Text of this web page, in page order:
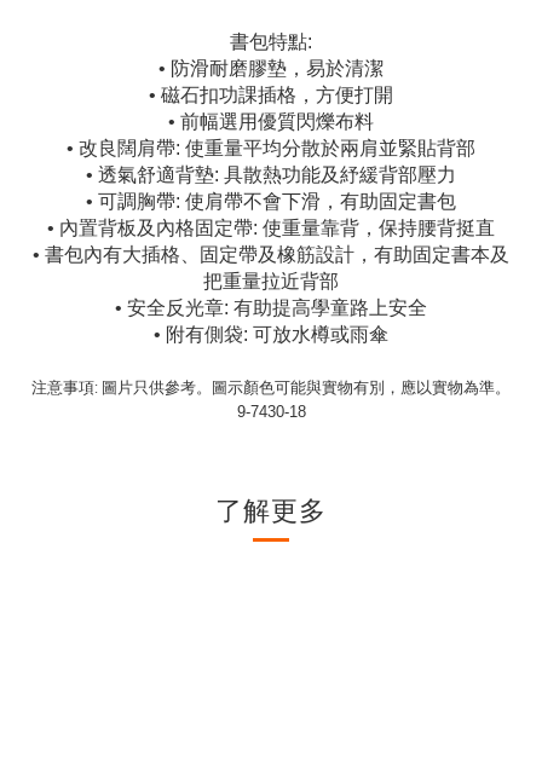
書包特點:
• 防滑耐磨膠墊，易於清潔
• 磁石扣功課插格，方便打開
• 前幅選用優質閃爍布料
• 改良闊肩帶: 使重量平均分散於兩肩並緊貼背部
• 透氣舒適背墊: 具散熱功能及紓緩背部壓力
• 可調胸帶: 使肩帶不會下滑，有助固定書包
• 內置背板及內格固定帶: 使重量靠背，保持腰背挺直
• 書包內有大插格、固定帶及橡筋設計，有助固定書本及
把重量拉近背部
• 安全反光章: 有助提高學童路上安全
• 附有側袋: 可放水樽或雨傘
注意事項: 圖片只供參考。圖示顏色可能與實物有別，應以實物為準。
9-7430-18
了解更多